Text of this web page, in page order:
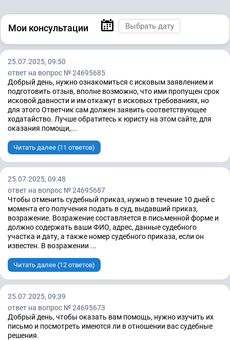
Мои консультации
25.07.2025, 09:50
ответ на вопрос № 24695685
Добрый день, нужно ознакомиться с исковым заявлением и
подготовить отзыв, вполне возможно, что ими пропущен срок
исковой давности и им откажут в исковых требованиях, но
для этого Ответчик сам должен заявить соответствующее
ходатайство. Лучше обратитесь к юристу на этом сайте, для
оказания помощи,...
Читать далее (11 ответов)
25.07.2025, 09:48
ответ на вопрос № 24695687
Чтобы отменить судебный приказ, нужно в течение 10 дней с
момента его получения подать в суд, выдавший приказ,
возражение. Возражение составляется в письменной форме и
должно содержать ваши ФИО, адрес, данные судебного
участка и дату, а также номер судебного приказа, если он
известен. В возражении ...
Читать далее (12 ответов)
25.07.2025, 09:39
ответ на вопрос № 24695673
Добрый день, чтобы оказать вам помощь, нужно изучить их
письмо и посмотреть имеются ли в отношении вас судебные
решения.